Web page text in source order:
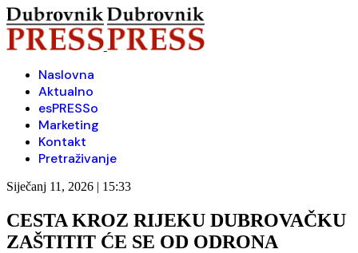
Naslovna
Aktualno
esPRESSo
Marketing
Kontakt
Pretraživanje
Siječanj 11, 2026 | 15:33
CESTA KROZ RIJEKU DUBROVAČKU
ZAŠTITIT ĆE SE OD ODRONA